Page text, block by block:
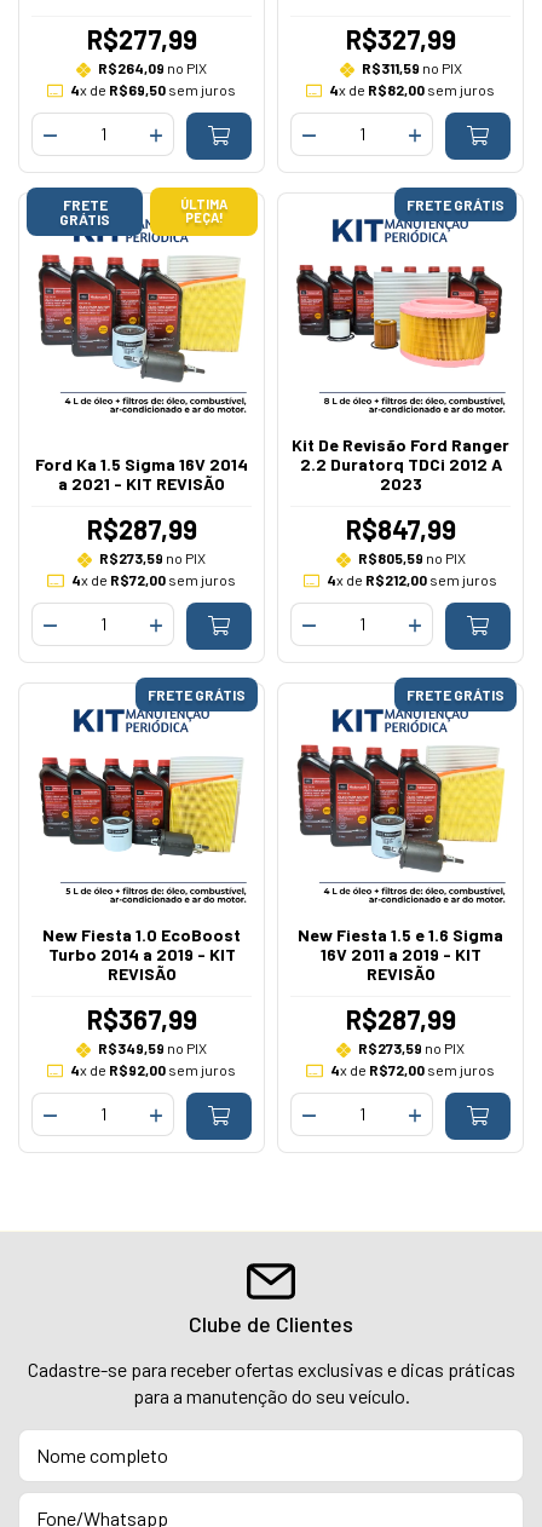
R$277,99
R$264,09 no PIX
4x de R$69,50 sem juros
R$327,99
R$311,59 no PIX
4x de R$82,00 sem juros
FRETE
GRÁTIS
ÚLTIMA
PEÇA!
Ford Ka 1.5 Sigma 16V 2014
a 2021 - KIT REVISÃO
R$287,99
R$273,59 no PIX
4x de R$72,00sem juros
FRETE GRÁTIS
Kit De Revisão Ford Ranger
2.2 Duratorq TDCi 2012 A
2023
R$847,99
R$805,59 no PIX
4x de R$212,00 sem juros
FRETE GRÁTIS
New Fiesta 1.0 EcoBoost
Turbo 2014 a 2019 - KIT
REVISÃO
R$367,99
R$349,59 no PIX
4x de R$92,00 sem juros
FRETE GRÁTIS
New Fiesta 1.5 e 1.6 Sigma
16V 2011 a 2019 - KIT
REVISÃO
R$287,99
R$273,59 no PIX
4x de R$72,00sem juros
Clube de Clientes
Cadastre-se para receber ofertas exclusivas e dicas práticas
para a manutenção do seu veículo.